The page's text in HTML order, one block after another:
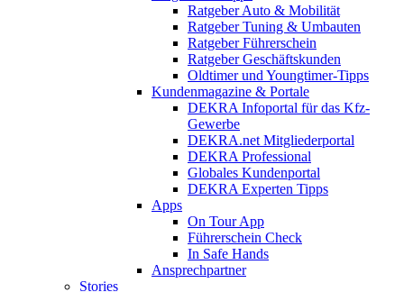
Ratgeber Auto & Mobilität
Ratgeber Tuning & Umbauten
Ratgeber Führerschein
Ratgeber Geschäftskunden
Oldtimer und Youngtimer-Tipps
Kundenmagazine & Portale
DEKRA Infoportal für das Kfz-
Gewerbe
DEKRA.net Mitgliederportal
DEKRA Professional
Globales Kundenportal
DEKRA Experten Tipps
Apps
On Tour App
Führerschein Check
In Safe Hands
Ansprechpartner
Stories